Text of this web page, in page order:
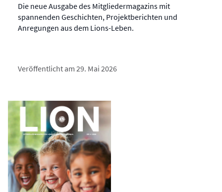
Die neue Ausgabe des Mitgliedermagazins mit
spannenden Geschichten, Projektberichten und
Anregungen aus dem Lions-Leben.
Veröffentlicht am 29. Mai 2026